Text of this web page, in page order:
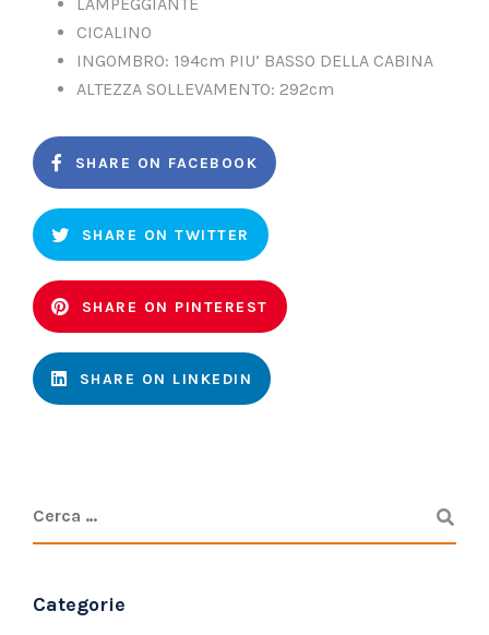
LAMPEGGIANTE
CICALINO
INGOMBRO: 194cm PIU’ BASSO DELLA CABINA
ALTEZZA SOLLEVAMENTO: 292cm
SHARE ON FACEBOOK
SHARE ON TWITTER
SHARE ON PINTEREST
SHARE ON LINKEDIN
Categorie